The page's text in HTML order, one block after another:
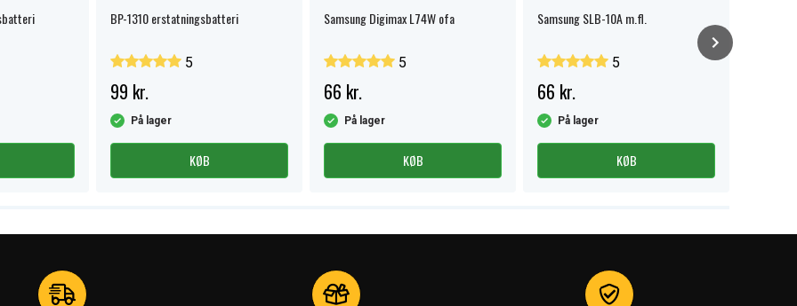
BP-1310 erstatningsbatteri
5
99 kr.
På lager
KØB
Samsung Digimax L74W ofa
5
66 kr.
På lager
KØB
Samsung SLB-10A m.fl.
5
66 kr.
På lager
KØB